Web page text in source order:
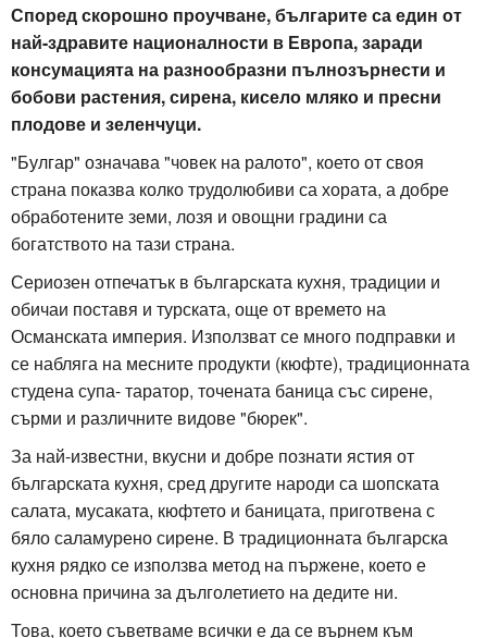
Според скорошно проучване, българите са един от
най-здравите националности в Европа, заради
консумацията на разнообразни пълнозърнести и
бобови растения, сирена, кисело мляко и пресни
плодове и зеленчуци.
"Булгар" означава "човек на ралото", което от своя
страна показва колко трудолюбиви са хората, а добре
обработените земи, лозя и овощни градини са
богатството на тази страна.
Сериозен отпечатък в българската кухня, традиции и
обичаи поставя и турската, още от времето на
Османската империя. Използват се много подправки и
се набляга на месните продукти (кюфте), традиционната
студена супа- таратор, точената баница със сирене,
сърми и различните видове "бюрек".
За най-известни, вкусни и добре познати ястия от
българската кухня, сред другите народи са шопската
салата, мусаката, кюфтето и баницата, приготвена с
бяло саламурено сирене. В традиционната българска
кухня рядко се използва метод на пържене, което е
основна причина за дълголетието на дедите ни.
Това, което съветваме всички е да се върнем към